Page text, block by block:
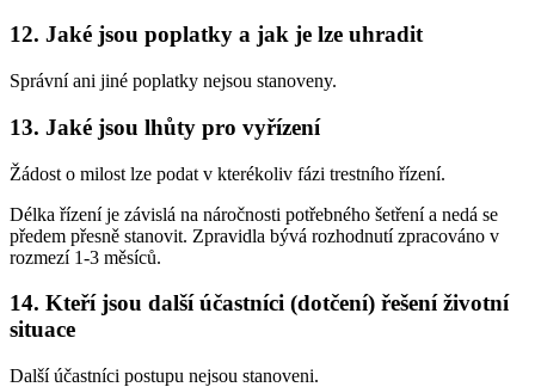
12. Jaké jsou poplatky a jak je lze uhradit
Správní ani jiné poplatky nejsou stanoveny.
13. Jaké jsou lhůty pro vyřízení
Žádost o milost lze podat v kterékoliv fázi trestního řízení.
Délka řízení je závislá na náročnosti potřebného šetření a nedá se
předem přesně stanovit. Zpravidla bývá rozhodnutí zpracováno v
rozmezí 1-3 měsíců.
14. Kteří jsou další účastníci (dotčení) řešení životní
situace
Další účastníci postupu nejsou stanoveni.